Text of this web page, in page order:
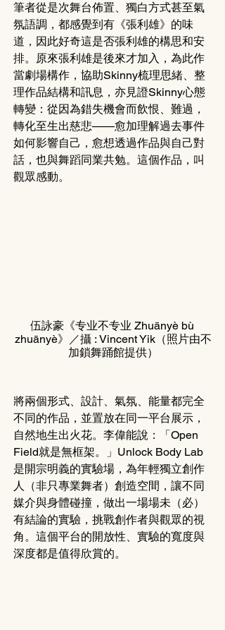
筆者從是次舞台佈置、獨白方式甚至氣
氛語調，都感覺到有《張利雄》的味
道，因此好奇這是否張利雄的構思和安
排。原來張利雄是後來才加入，為此作
當劇場構作，協助Skinny梳理思緒、整
理作品結構和訊息，亦見證Skinny心態
轉變：從因為錯失機會而飲恨、難過，
轉化至生出慈悲——愈加理解過去事件
如何影響自己，愈想透過作品與自己對
話，也與舞蹈同業共勉。這個作品，叫
觀眾感動。
伍詠豪《专业不专业 Zhuānyè bù
zhuānyè》／攝 : Vincent Yik（照片由不
加鎖舞踊館提供）
將兩個形式、設計、氣氛、能量都完全
不同的作品，並置放在同一平台展示，
自然地生出火花。李偉能說：「Open
Field就是無框架。」Unlock Body Lab
是開宗明義的實驗場，為年輕獨立創作
人（非只專業舞者）創造空間，讓不同
媒介與身體碰撞，做出一場場未（必）
有結論的實驗，挑戰創作者與觀眾的視
角。這個平台的開放性、實驗的寬度與
深度都是值得欣賞的。